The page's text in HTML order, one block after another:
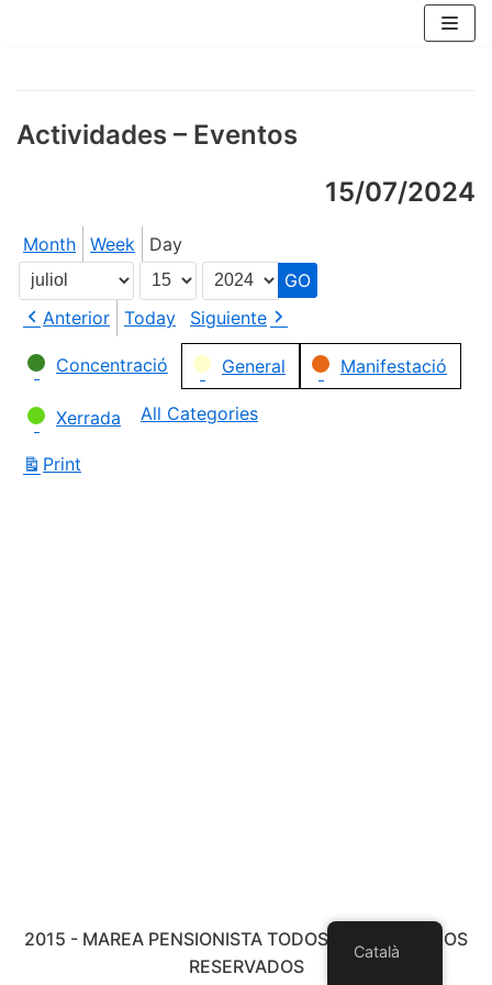
Actividades – Eventos
15/07/2024
Month Week Day
Month
Day
Year
Anterior
Today
Siguiente
Categories
Concentració General Manifestació
Xerrada All Categories
Print
2015 - MAREA PENSIONISTA TODOS LOS DERECHOS
RESERVADOS
Català